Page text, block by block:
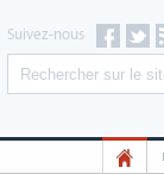
Suivez-nous